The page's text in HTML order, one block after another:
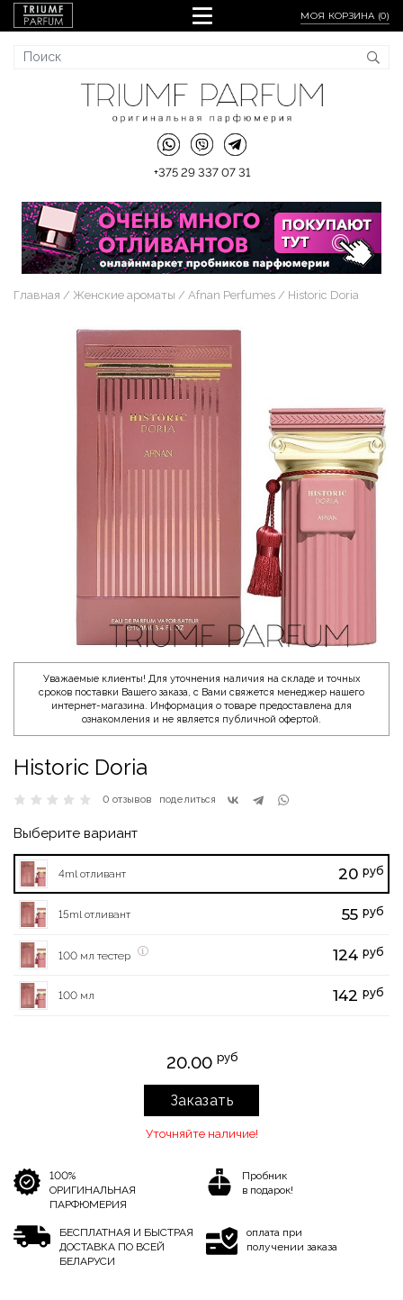
МОЯ КОРЗИНА (0)
+375 29 337 07 31
Главная Женские ароматы Afnan Perfumes Historic Doria
Уважаемые клиенты! Для уточнения наличия на складе и точных
сроков поставки Вашего заказа, с Вами свяжется менеджер нашего
интернет-магазина. Информация о товаре предоставлена для
ознакомления и не является публичной офертой.
Historic Doria
0 отзывов поделиться
Выберите вариант
4ml отливант 20 руб
15ml отливант 55 руб
100 мл тестер 124 руб
100 мл 142 руб
20.00 руб
Заказать
Уточняйте наличие!
100%
ОРИГИНАЛЬНАЯ
ПАРФЮМЕРИЯ
Пробник
в подарок!
БЕСПЛАТНАЯ И БЫСТРАЯ
ДОСТАВКА ПО ВСЕЙ
БЕЛАРУСИ
оплата при
получении заказа